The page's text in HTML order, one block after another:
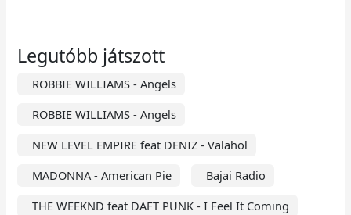
Legutóbb játszott
ROBBIE WILLIAMS - Angels
ROBBIE WILLIAMS - Angels
NEW LEVEL EMPIRE feat DENIZ - Valahol
MADONNA - American Pie
Bajai Radio
THE WEEKND feat DAFT PUNK - I Feel It Coming